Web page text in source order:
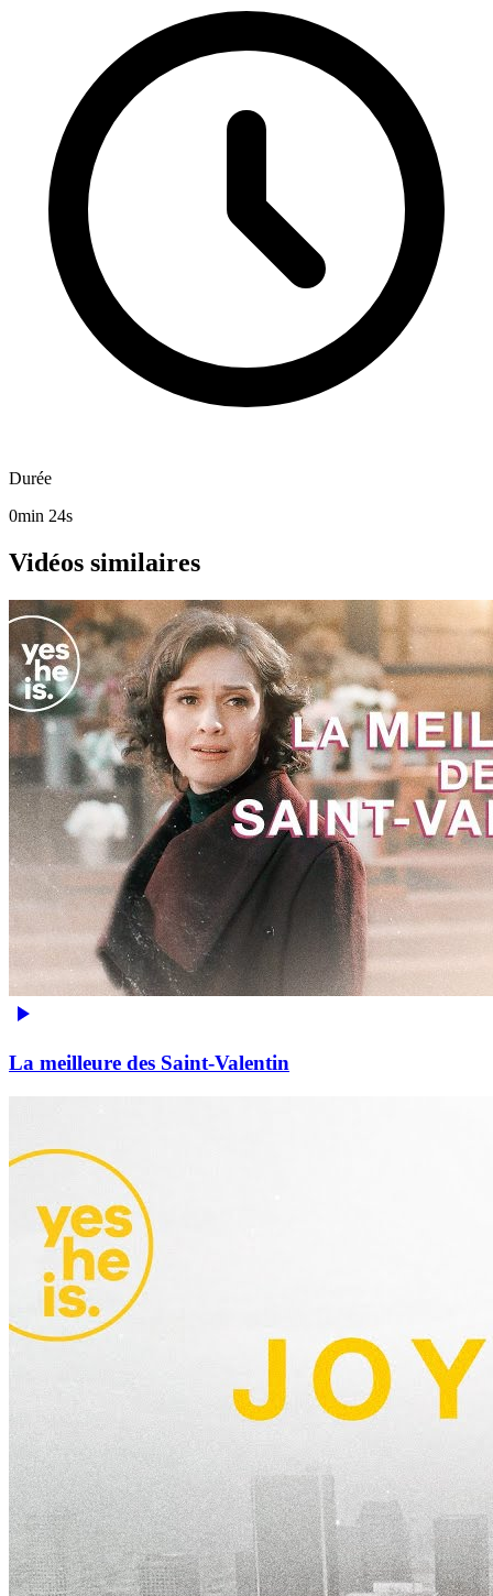
Durée
0min 24s
Vidéos similaires
La meilleure des Saint-Valentin